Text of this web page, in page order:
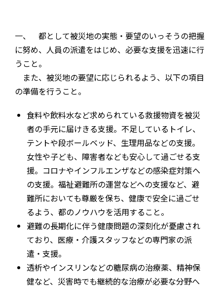
一、 都として被災地の実態・要望のいっそうの把握
に努め、人員の派遣をはじめ、必要な支援を迅速に行
うこと。
また、被災地の要望に応じられるよう、以下の項目
の準備を行うこと。
食料や飲料水など求められている救援物資を被災
者の手元に届けきる支援。不足しているトイレ、
テントや段ボールベッド、生理用品などの支援。
女性や子ども、障害者なども安心して過ごせる支
援。コロナやインフルエンザなどの感染症対策へ
の支援。福祉避難所の運営などへの支援など、避
難所においても尊厳を保ち、健康で安全に過ごせ
るよう、都のノウハウを活用すること。
避難の長期化に伴う健康問題の深刻化が憂慮され
ており、医療・介護スタッフなどの専門家の派
遣・支援。
透析やインスリンなどの糖尿病の治療薬、精神保
健など、災害時でも継続的な治療が必要な分野へ